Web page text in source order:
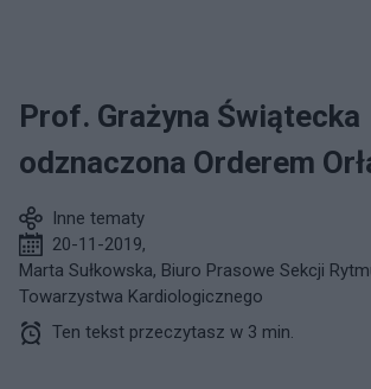
Prof. Grażyna Świątecka
odznaczona Orderem
Inne tematy
20-11-2019,
Marta Sułkowska, Biuro Prasowe Sekcji
Towarzystwa Kardiologicznego
Ten tekst przeczytasz w 3 min.